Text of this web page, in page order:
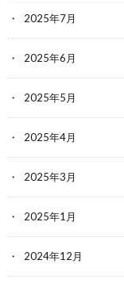
2025年7月
2025年6月
2025年5月
2025年4月
2025年3月
2025年1月
2024年12月